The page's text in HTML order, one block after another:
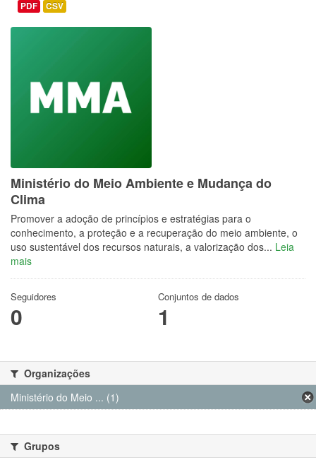
PDF CSV
Ministério do Meio Ambiente e Mudança do
Clima
Promover a adoção de princípios e estratégias para o
conhecimento, a proteção e a recuperação do meio ambiente, o
uso sustentável dos recursos naturais, a valorização dos... Leia
mais
Seguidores
0
Conjuntos de dados
1
Organizações
Ministério do Meio ... (1)
Grupos